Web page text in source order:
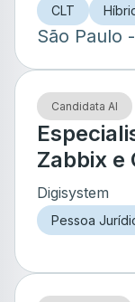
CLT
São Paulo
Candidata AI
Zabbix e
Digisystem
Pessoa